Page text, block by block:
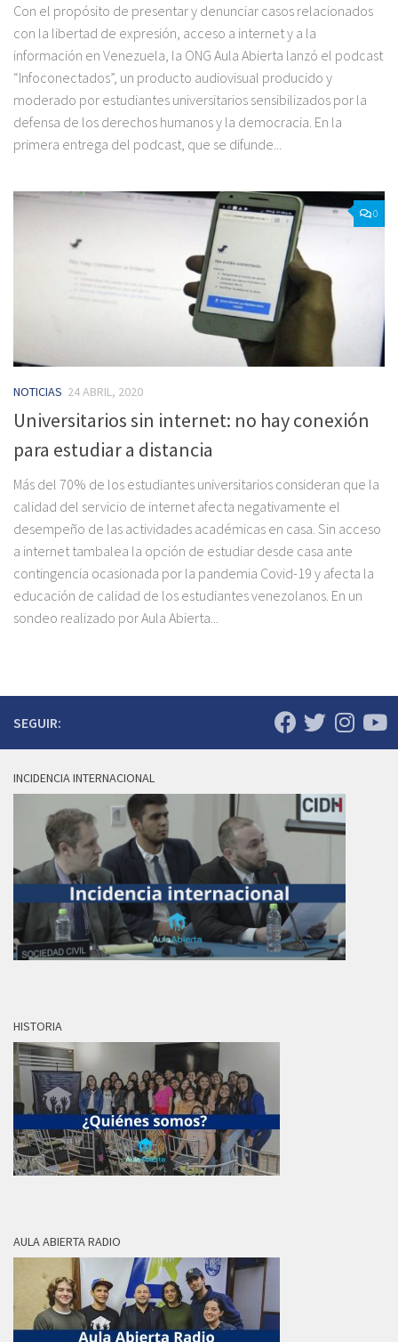
Con el propósito de presentar y denunciar casos relacionados
con la libertad de expresión, acceso a internet y a la
información en Venezuela, la ONG Aula Abierta lanzó el podcast
“Infoconectados”, un producto audiovisual producido y
moderado por estudiantes universitarios sensibilizados por la
defensa de los derechos humanos y la democracia. En la
primera entrega del podcast, que se difunde...
0
NOTICIAS 24 ABRIL, 2020
Universitarios sin internet: no hay conexión
para estudiar a distancia
Más del 70% de los estudiantes universitarios consideran que la
calidad del servicio de internet afecta negativamente el
desempeño de las actividades académicas en casa. Sin acceso
a internet tambalea la opción de estudiar desde casa ante
contingencia ocasionada por la pandemia Covid-19 y afecta la
educación de calidad de los estudiantes venezolanos. En un
sondeo realizado por Aula Abierta...
SEGUIR:
INCIDENCIA INTERNACIONAL
HISTORIA
AULA ABIERTA RADIO